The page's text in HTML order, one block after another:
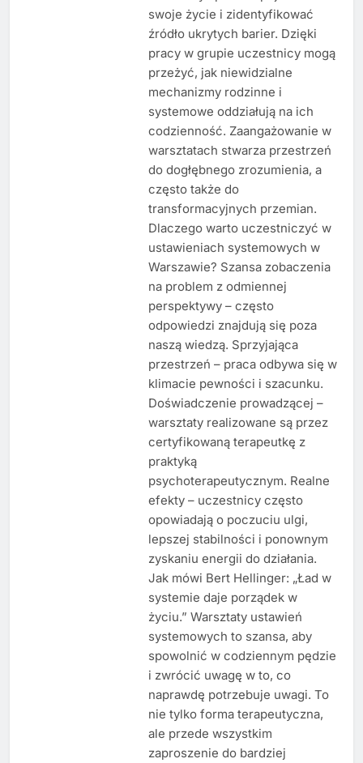
swoje życie i zidentyfikować
źródło ukrytych barier. Dzięki
pracy w grupie uczestnicy mogą
przeżyć, jak niewidzialne
mechanizmy rodzinne i
systemowe oddziałują na ich
codzienność. Zaangażowanie w
warsztatach stwarza przestrzeń
do dogłębnego zrozumienia, a
często także do
transformacyjnych przemian.
Dlaczego warto uczestniczyć w
ustawieniach systemowych w
Warszawie? Szansa zobaczenia
na problem z odmiennej
perspektywy – często
odpowiedzi znajdują się poza
naszą wiedzą. Sprzyjająca
przestrzeń – praca odbywa się w
klimacie pewności i szacunku.
Doświadczenie prowadzącej –
warsztaty realizowane są przez
certyfikowaną terapeutkę z
praktyką
psychoterapeutycznym. Realne
efekty – uczestnicy często
opowiadają o poczuciu ulgi,
lepszej stabilności i ponownym
zyskaniu energii do działania.
Jak mówi Bert Hellinger: „Ład w
systemie daje porządek w
życiu.” Warsztaty ustawień
systemowych to szansa, aby
spowolnić w codziennym pędzie
i zwrócić uwagę w to, co
naprawdę potrzebuje uwagi. To
nie tylko forma terapeutyczna,
ale przede wszystkim
zaproszenie do bardziej